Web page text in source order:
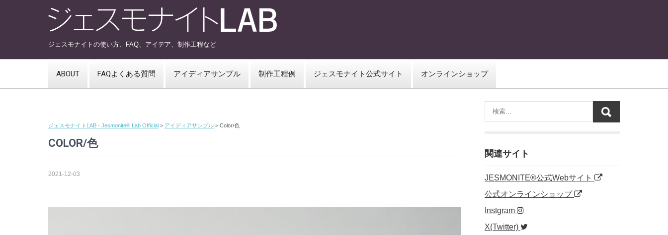
ジェスモナイトの使い方、FAQ、アイデア、制作工程など
ABOUT FAQよくある質問 アイディアサンプル 制作工程例 ジェスモナイト公式サイト オンラインショップ
ジェスモナイトLAB - Jesmonite® Lab Official > アイディアサンプル > Color/色
COLOR/色
2021-12-03
関連サイト
JESMONITE®公式Webサイト
公式オンラインショップ
Instgram
X(Twitter)